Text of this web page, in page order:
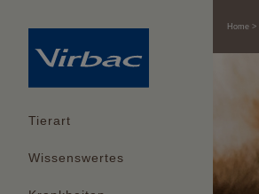
Tierart
Wissenswertes
Home